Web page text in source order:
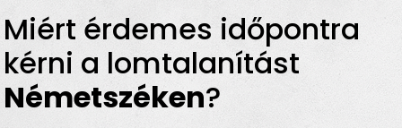
Miért érdemes időpontra
kérni a lomtalanítást
Németszéken?